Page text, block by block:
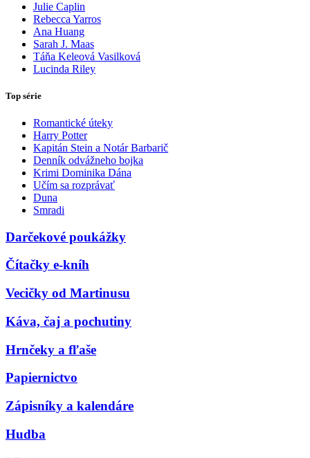
Julie Caplin
Rebecca Yarros
Ana Huang
Sarah J. Maas
Táňa Keleová Vasilková
Lucinda Riley
Top série
Romantické úteky
Harry Potter
Kapitán Stein a Notár Barbarič
Denník odvážneho bojka
Krimi Dominika Dána
Učím sa rozprávať
Duna
Smradi
Darčekové poukážky
Čítačky e-kníh
Vecičky od Martinusu
Káva, čaj a pochutiny
Hrnčeky a fľaše
Papiernictvo
Zápisníky a kalendáre
Hudba